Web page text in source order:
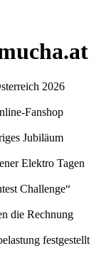
2026
Fanshop
Jubiläum
Elektro Tagen
Challenge“
die Rechnung
festgestellt